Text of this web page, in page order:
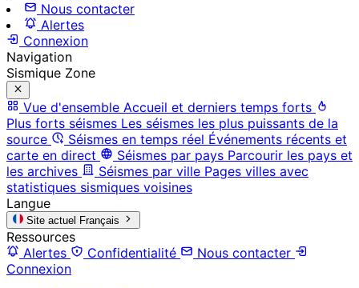
Nous contacter
Alertes
Connexion
Navigation
Sismique Zone
Vue d'ensemble Accueil et derniers temps forts
Plus forts séismes Les séismes les plus puissants de la
source
Séismes en temps réel Événements récents et
carte en direct
Séismes par pays Parcourir les pays et
les archives
Séismes par ville Pages villes avec
statistiques sismiques voisines
Langue
Site actuel Français
Ressources
Alertes
Confidentialité
Nous contacter
Connexion